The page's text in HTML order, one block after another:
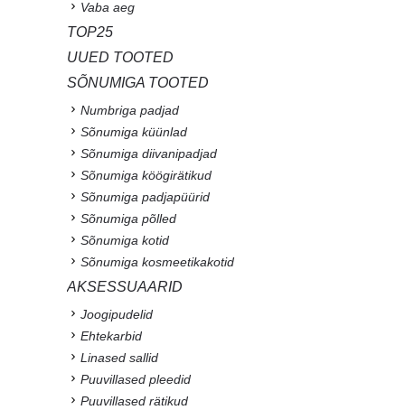
Vaba aeg
TOP25
UUED TOOTED
SÕNUMIGA TOOTED
Numbriga padjad
Sõnumiga küünlad
Sõnumiga diivanipadjad
Sõnumiga köögirätikud
Sõnumiga padjapüürid
Sõnumiga põlled
Sõnumiga kotid
Sõnumiga kosmeetikakotid
AKSESSUAARID
Joogipudelid
Ehtekarbid
Linased sallid
Puuvillased pleedid
Puuvillased rätikud